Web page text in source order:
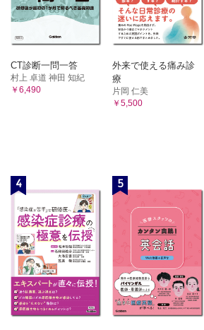
CT診断一問一答
村上 卓道 神田 知紀
￥6,490
外来で使える痛み診
療
片岡 仁美
￥5,500
4 5